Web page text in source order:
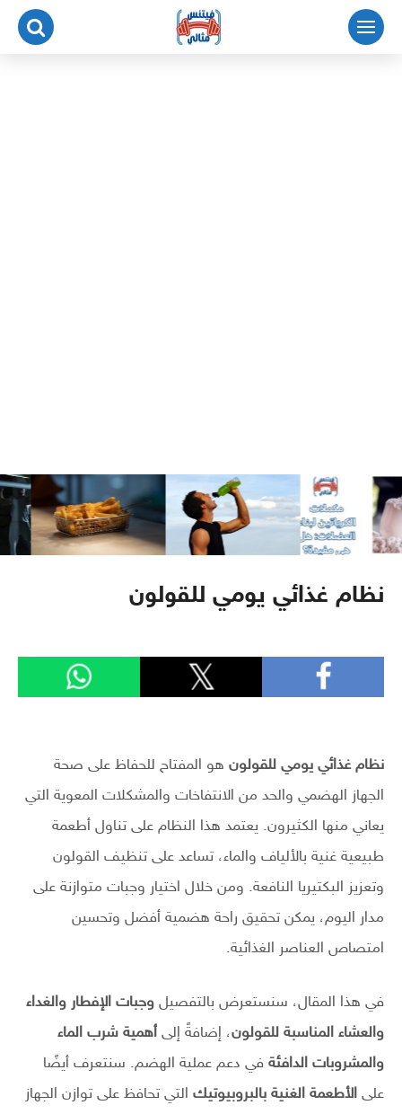
التجاوز
المحتوى
نظام غذائي يومي للقولون
نظام غذائي يومي للقولون هو المفتاح للحفاظ على صحة
الجهاز الهضمي والحد من الانتفاخات والمشكلات المعوية التي
يعاني منها الكثيرون. يعتمد هذا النظام على تناول أطعمة
طبيعية غنية بالألياف والماء، تساعد على تنظيف القولون
وتعزيز البكتيريا النافعة. ومن خلال اختيار وجبات متوازنة على
مدار اليوم، يمكن تحقيق راحة هضمية أفضل وتحسين
امتصاص العناصر الغذائية.
في هذا المقال، سنستعرض بالتفصيل وجبات الإفطار والغداء
والعشاء المناسبة للقولون، إضافةً إلى أهمية شرب الماء
والمشروبات الدافئة في دعم عملية الهضم. سنتعرف أيضًا
على الأطعمة الغنية بالبروبيوتيك التي تحافظ على توازن الجهاز